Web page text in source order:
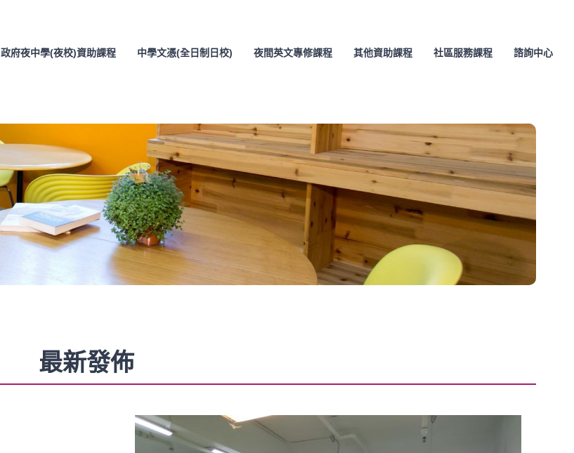
政府夜中學(夜校)資助課程 中學文憑(全日制日校) 夜間英文專修課程 其他資助課程 社區服務課程 諮詢中心
最新發佈